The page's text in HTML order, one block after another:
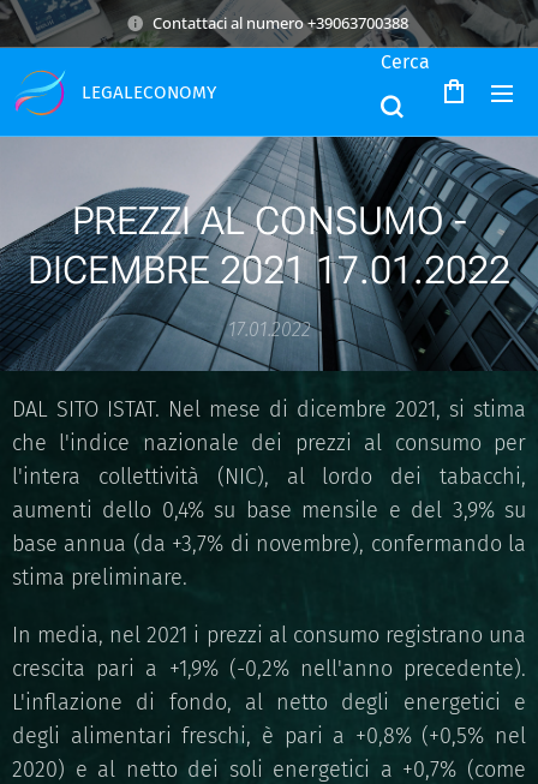
Contattaci al numero +39063700388
LEGALECONOMY
Cerca
PREZZI AL CONSUMO -
DICEMBRE 2021 17.01.2022
17.01.2022
DAL SITO ISTAT. Nel mese di dicembre 2021, si stima
che l'indice nazionale dei prezzi al consumo per
l'intera collettività (NIC), al lordo dei tabacchi,
aumenti dello 0,4% su base mensile e del 3,9% su
base annua (da +3,7% di novembre), confermando la
stima preliminare.
In media, nel 2021 i prezzi al consumo registrano una
crescita pari a +1,9% (-0,2% nell'anno precedente).
L'inflazione di fondo, al netto degli energetici e
degli alimentari freschi, è pari a +0,8% (+0,5% nel
2020) e al netto dei soli energetici a +0,7% (come